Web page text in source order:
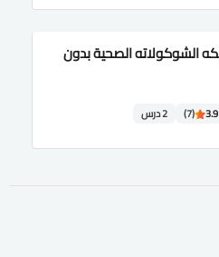
الشوكولاته الصحية بدون
3.9
(7) 2 درس